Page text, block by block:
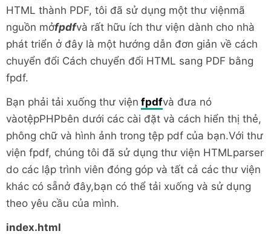
HTML thành PDF, tôi đã sử dụng một thư việnmã
nguồn mởfpdfvà rất hữu ích thư viện dành cho nhà
phát triển ở đây là một hướng dẫn đơn giản về cách
chuyển đổi Cách chuyển đổi HTML sang PDF bằng
fpdf.
Bạn phải tải xuống thư viện fpdfvà đưa nó
vàotệpPHPbên dưới các cài đặt và cách hiển thị thẻ,
phông chữ và hình ảnh trong tệp pdf của bạn.Với thư
viện fpdf, chúng tôi đã sử dụng thư viện HTMLparser
do các lập trình viên đóng góp và tất cả các thư viện
khác có sẵnở đây,bạn có thể tải xuống và sử dụng
theo yêu cầu của mình.
index.html